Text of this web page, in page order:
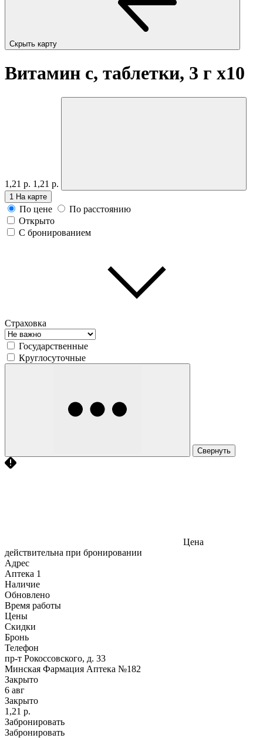
Скрыть карту
Витамин с, таблетки, 3 г x10
1,21 р. 1,21 р.
1 На карте
По цене
По расстоянию
Открыто
С бронированием
Страховка
Государственные
Круглосуточные
Свернуть
Цена
действительна при бронировании
Адрес
Аптека 1
Наличие
Обновлено
Время работы
Цены
Скидки
Бронь
Телефон
пр-т Рокоссовского, д. 33
Минская Фармация Аптека №182
Закрыто
6 авг
Закрыто
1,21 р.
Забронировать
Забронировать